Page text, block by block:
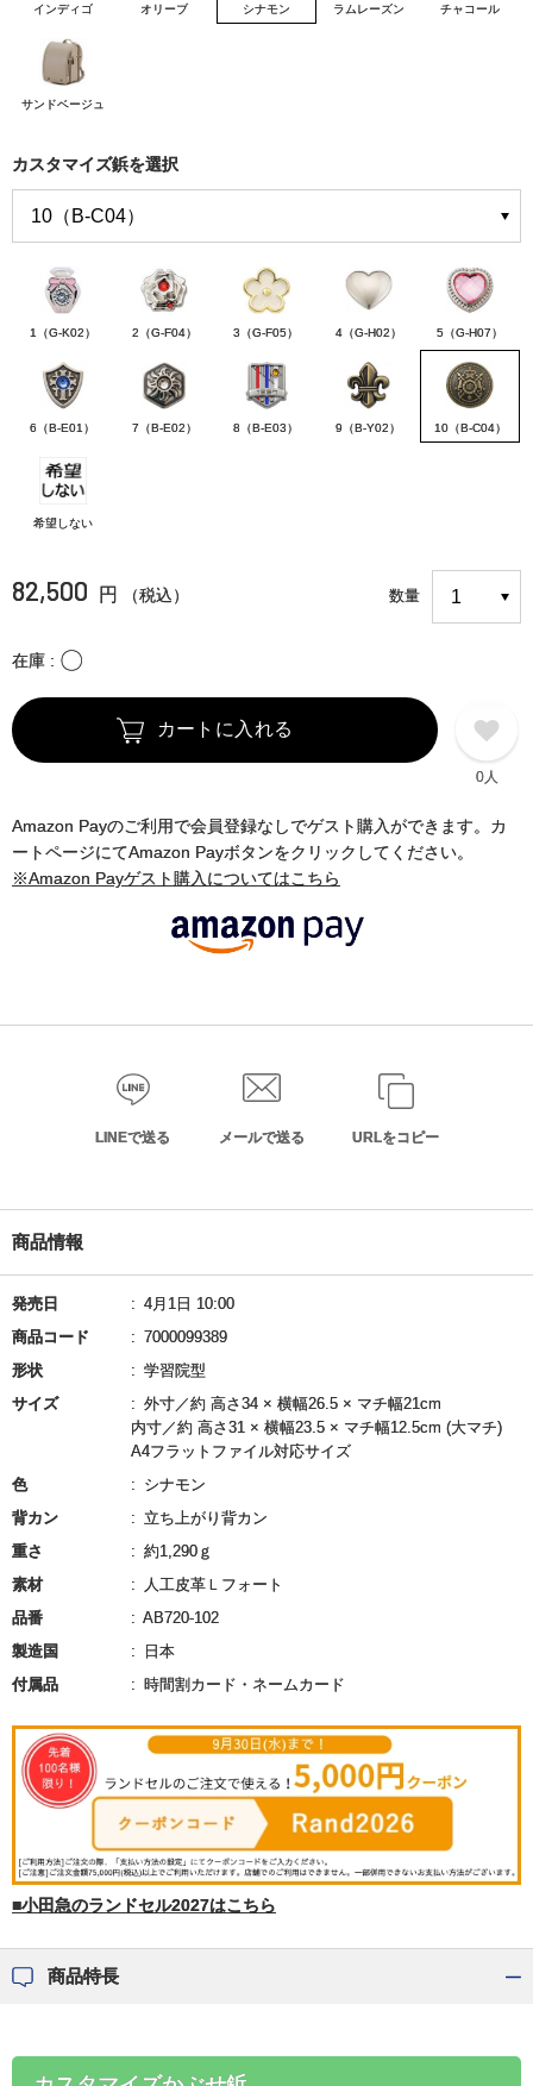
インディゴ オリーブ シナモン ラムレーズン チャコール
サンドベージュ
カスタマイズ鋲を選択
1（G-K02） 2（G-F04） 3（G-F05） 4（G-H02） 5（G-H07）
6（B-E01） 7（B-E02） 8（B-E03） 9（B-Y02） 10（B-C04）
希望しない
82,500 円 （税込） 数量
在庫 〇
カートに入れる
0人
Amazon Payのご利用で会員登録なしでゲスト購入ができます。カ
ートページにてAmazon Payボタンをクリックしてください。
※Amazon Payゲスト購入についてはこちら
LINEで送る メールで送る URLをコピー
商品情報
発売日
4月1日 10:00
商品コード
7000099389
形状
学習院型
サイズ
外寸／約 高さ34 × 横幅26.5 × マチ幅21cm
内寸／約 高さ31 × 横幅23.5 × マチ幅12.5cm (大マチ)
A4フラットファイル対応サイズ
色
シナモン
背カン
立ち上がり背カン
重さ
約1,290ｇ
素材
人工皮革Ｌフォート
品番
AB720-102
製造国
日本
付属品
時間割カード・ネームカード
■小田急のランドセル2027はこちら
商品特長